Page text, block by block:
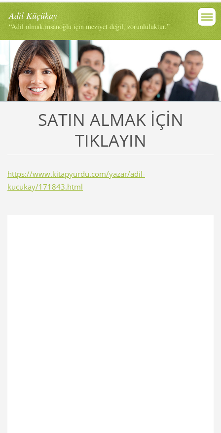
Adil Küçükay
“Adil olmak,insanoğlu için meziyet değil, zorunluluktur.”
SATIN ALMAK İÇİN
TIKLAYIN
https://www.kitapyurdu.com/yazar/adil-
kucukay/171843.html